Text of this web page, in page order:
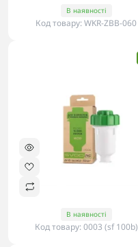
В наявності
Код товару: WKR-ZBB-060
В наявності
Код товару: 0003 (sf 100b)